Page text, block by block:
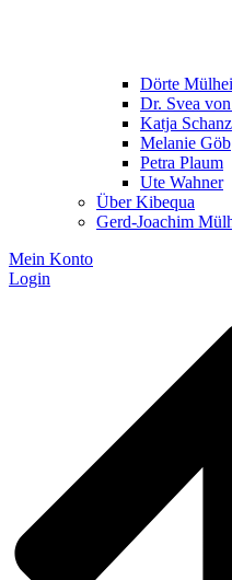
Dörte
Dr. Svea
Katja Schanz
Melanie Göb
Petra Plaum
Ute Wahner
Über Kibequa
Gerd-Joachim
Mein Konto
Login